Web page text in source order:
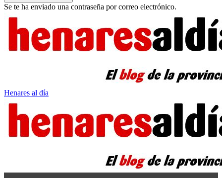
Se te ha enviado una contraseña por correo electrónico.
Henares al día